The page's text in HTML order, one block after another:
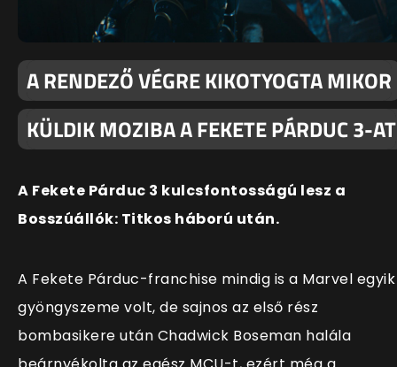
A RENDEZŐ VÉGRE KIKOTYOGTA MIKOR
KÜLDIK MOZIBA A FEKETE PÁRDUC 3-AT
A Fekete Párduc 3 kulcsfontosságú lesz a
Bosszúállók: Titkos háború után.
A Fekete Párduc-franchise mindig is a Marvel egyik
gyöngyszeme volt, de sajnos az első rész
bombasikere után Chadwick Boseman halála